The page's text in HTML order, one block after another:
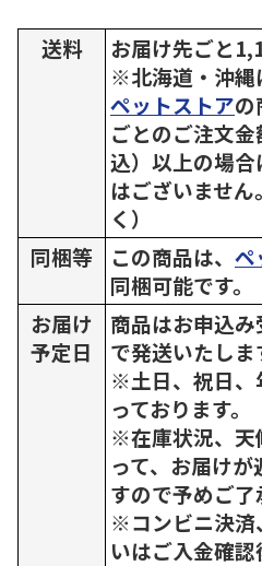
送料
お届け先ごと
※北海道・沖縄
ペットストアの
ごとのご注文
込）以上の場
はございませ
く）
同梱等
この商品は、 ペ
同梱可能です。
お届け
予定日
商品はお申込
で発送いたしま
※土日、祝日、
っております。
※在庫状況、天
って、お届け
すので予めご了
※コンビニ決済
いはご入金確認